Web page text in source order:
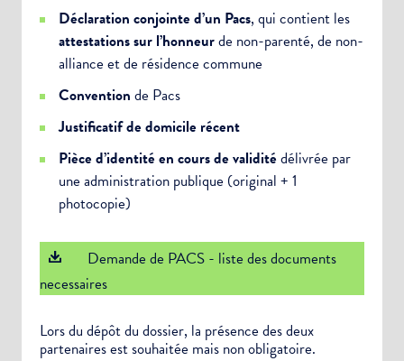
Déclaration conjointe d’un Pacs, qui contient les
attestations sur l’honneurde non-parenté, de non-
alliance et de résidence commune
Convention de Pacs
Justificatif de domicile récent
Pièce d’identité en cours de validitédélivrée par
une administration publique (original + 1
photocopie)
Demande de PACS - liste des documents
necessaires
Lors du dépôt du dossier, la présence des deux
partenaires est souhaitée mais non obligatoire.